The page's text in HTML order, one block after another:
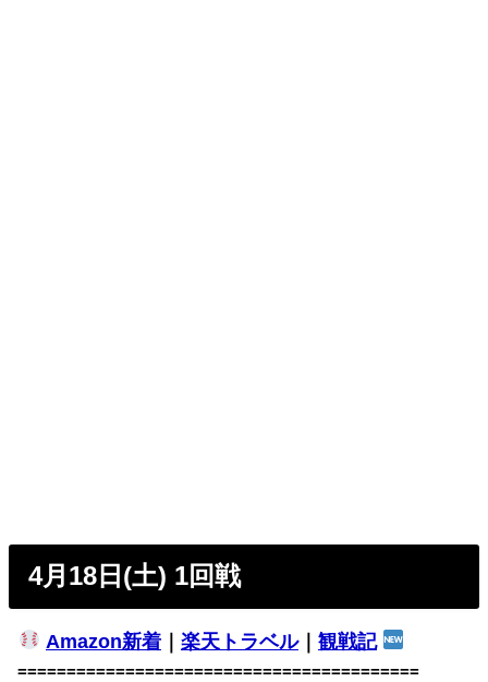
4月18日(土) 1回戦
Amazon新着｜ 楽天トラベル｜ 観戦記
=========================================